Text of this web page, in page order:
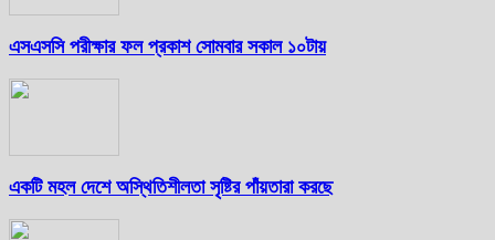
এসএসসি পরীক্ষার ফল প্রকাশ সোমবার সকাল ১০টায়
একটি মহল দেশে অস্থিতিশীলতা সৃষ্টির পাঁয়তারা করছে